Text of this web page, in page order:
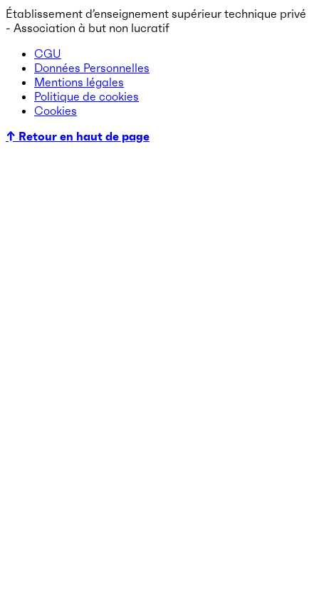
Établissement d’enseignement supérieur technique privé
- Association à but non lucratif
CGU
Données Personnelles
Mentions légales
Politique de cookies
Cookies
↑ Retour en haut de page